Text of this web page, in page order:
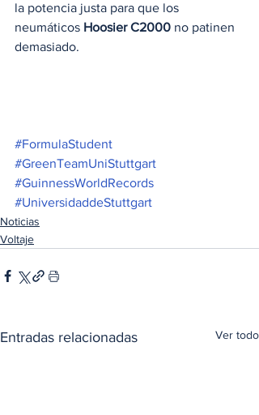
la potencia justa para que los
neumáticos Hoosier C2000 no patinen
demasiado.
#FormulaStudent
#GreenTeamUniStuttgart
#GuinnessWorldRecords
#UniversidaddeStuttgart
Noticias
Voltaje
Entradas relacionadas Ver todo